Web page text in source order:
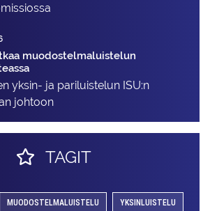
muodostelmaluistelun
yksin- ja pariluistelun ISU:n
johtoon
TAGIT
MUODOSTELMALUISTELU YKSINLUISTELU